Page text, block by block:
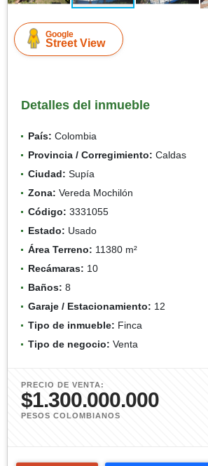
Google
Street View
Detalles del inmueble
País: Colombia
Provincia / Corregimiento: Caldas
Ciudad: Supía
Zona: Vereda Mochilón
Código: 3331055
Estado: Usado
Área Terreno: 11380 m²
Recámaras: 10
Baños: 8
Garaje / Estacionamiento: 12
Tipo de inmueble: Finca
Tipo de negocio: Venta
PRECIO DE VENTA:
$1.300.000.000
PESOS COLOMBIANOS